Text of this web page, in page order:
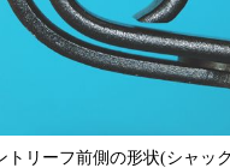
トリーフ前側の形状(シャッ